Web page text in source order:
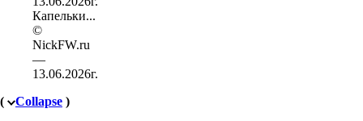
Капельки...
©
NickFW.ru
—
13.06.2026г.
(
Collapse )